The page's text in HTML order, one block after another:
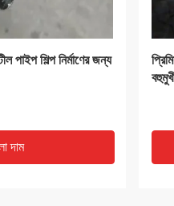
গ্যালভালুম
দাম
শীট